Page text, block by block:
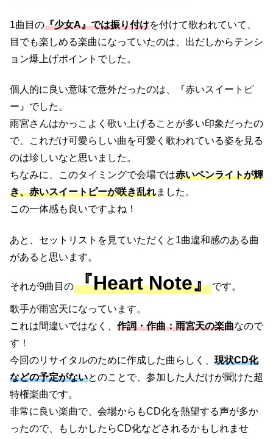
1曲目の『少女A』では振り付けを付けて歌われていて、
目でも楽しめる楽曲になっていたのは、出だしからテンシ
ョン爆上げポイントでした。
個人的に良い意味で意外だったのは、『赤いスイートピ
ー』でした。
雨宮さんはかっこよく歌い上げることが多い印象だったの
で、これだけ可愛らしい曲を可愛く歌われている姿を見る
のは珍しいなと思いました。
ちなみに、このタイミングで会場では赤いペンライトが輝
き、赤いスイートピーが咲き乱れました。
この一体感も良いですよね！
あと、セットリストを見ていただくと1曲違和感のある曲
があると思います。
それが9曲目の『Heart Note』です。
歌手が雨宮天になっています。
これは間違いではなく、 作詞・作曲：雨宮天の楽曲なので
す！
今回のリサイタルのために作成した曲らしく、 現状CD化
などの予定がないとのことで、参加した人だけが聞けた超
特権楽曲です。
非常に良い楽曲で、会場からもCD化を熱望する声が多か
ったので、もしかしたらCD化などされるかもしれませ